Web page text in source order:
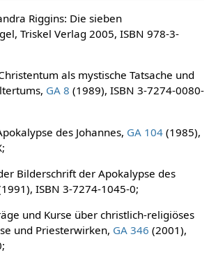
Riggins: Die sieben
Triskel Verlag 2005, ISBN 978-3-
als mystische Tatsache und
GA 8 (1989), ISBN 3-7274-0080-
des Johannes, GA 104(1985),
Bilderschrift der Apokalypse des
ISBN 3-7274-1045-0;
und Kurse über christlich-religiöses
und Priesterwirken, GA 346 (2001),